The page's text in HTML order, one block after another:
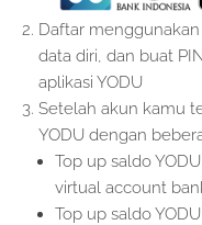
Daftar
data diri, dan buat
aplikasi YODU
Setelah akun kamu
YODU dengan
Top up saldo
virtual account
Top up saldo